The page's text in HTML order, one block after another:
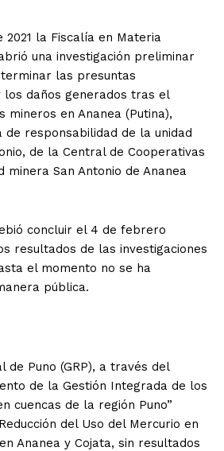
2021 la Fiscalía en Materia
una investigación preliminar
las presuntas
los daños generados tras el
mineros en Ananea (Putina),
de responsabilidad de la unidad
de la Central de Cooperativas
minera San Antonio de Ananea
concluir el 4 de febrero
resultados de las investigaciones
el momento no se ha
pública.
de Puno (GRP), a través del
de la Gestión Integrada de los
cuencas de la región Puno”
del Uso del Mercurio en
Ananea y Cojata, sin resultados